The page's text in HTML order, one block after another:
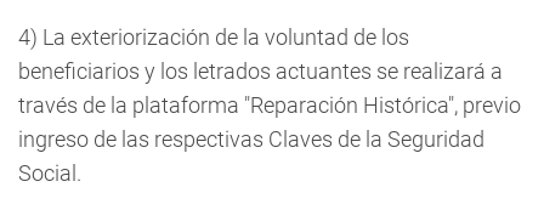
4) La exteriorización de la voluntad de los
beneficiarios y los letrados actuantes se realizará a
través de la plataforma "Reparación Histórica", previo
ingreso de las respectivas Claves de la Seguridad
Social.